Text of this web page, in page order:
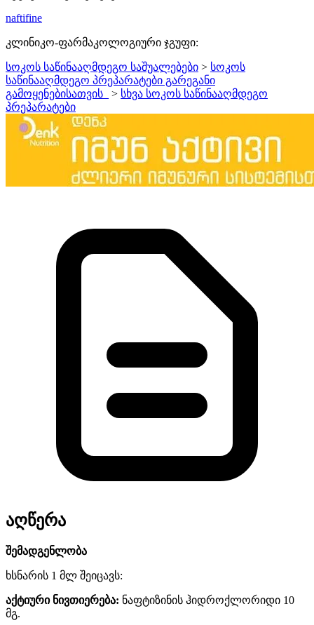
naftifine
კლინიკო-ფარმაკოლოგიური ჯგუფი:
სოკოს საწინააღმდეგო საშუალებები > სოკოს
საწინააღმდეგო პრეპარატები გარეგანი
გამოყენებისათვის_
> სხვა სოკოს საწინააღმდეგო
პრეპარატები
აღწერა
შემადგენლობა
ხსნარის 1 მლ შეიცავს:
აქტიური ნივთიერება: ნაფტიზინის ჰიდროქლორიდი 10
მგ.